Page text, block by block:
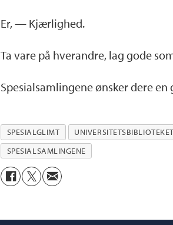
Er, — Kjærlighed.
Ta vare på hverandre, lag gode
Spesialsamlingene ønsker dere en
SPESIALGLIMT UNIVERSITETSBIBLIOTEKET
SPESIALSAMLINGENE